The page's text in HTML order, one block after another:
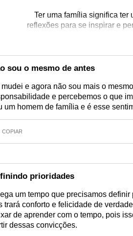
Ter uma família significa ter
reflexões para se inspirar e
sou o mesmo de antes
mudei e agora não sou mais o
e percebemos o que
um homem de família e é esse
COPIAR
prioridades
um tempo que precisamos
trará conforto e felicidade de
de aprender com o tempo, pois
dessas convicções.